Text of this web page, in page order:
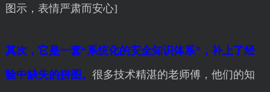
图示，表情严肃而安心]
其次，它是一套“系统化的安全知识体系”，补上了经
验中缺失的拼图。 很多技术精湛的老师傅，他们的知